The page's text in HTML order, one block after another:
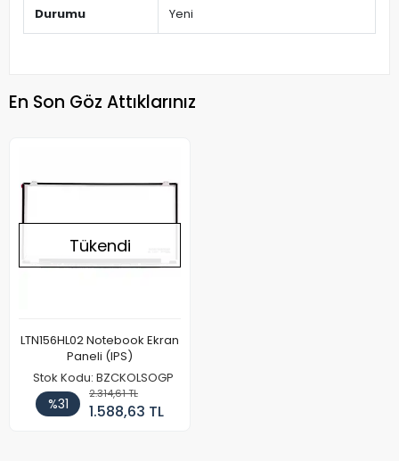
Durumu Yeni
En Son Göz Attıklarınız
Tükendi
LTN156HL02 Notebook Ekran
Paneli (IPS)
Stok Kodu: BZCKOLSOGP
%31
2.314,61 TL
1.588,63 TL